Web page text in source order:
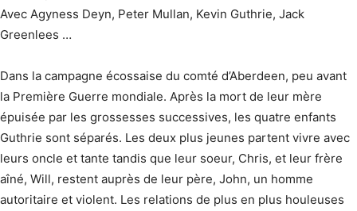
Avec Agyness Deyn, Peter Mullan, Kevin Guthrie, Jack
Greenlees …
Dans la campagne écossaise du comté d’Aberdeen, peu avant
la Première Guerre mondiale. Après la mort de leur mère
épuisée par les grossesses successives, les quatre enfants
Guthrie sont séparés. Les deux plus jeunes partent vivre avec
leurs oncle et tante tandis que leur soeur, Chris, et leur frère
aîné, Will, restent auprès de leur père, John, un homme
autoritaire et violent. Les relations de plus en plus houleuses